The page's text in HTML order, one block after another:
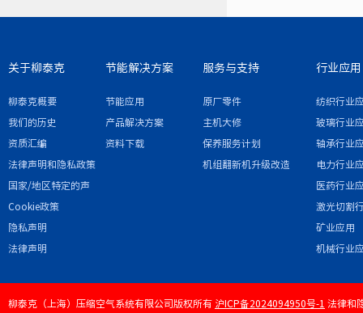
关于柳泰克
柳泰克概要
我们的历史
资质汇编
法律声明和隐私政策
国家/地区特定的声
明和/或附录
Cookie政策
隐私声明
法律声明
节能解决方案
节能应用
产品解决方案
资料下载
服务与支持
原厂零件
主机大修
保养服务计划
机组翻新机升级改造
行业应用
纺织行业
玻璃行业
轴承行业
电力行业
医药行业
激光切割
矿业应用
机械行业
柳泰克（上海）压缩空气系统有限公司版权所有 沪ICP备2024094950号-1 法律和